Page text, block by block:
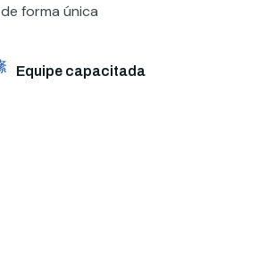
forma única
Equipe capacitada